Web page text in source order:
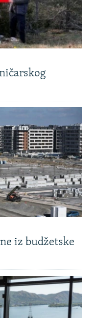
iz budžetske